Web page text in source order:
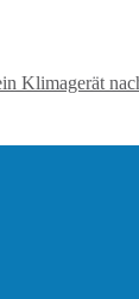
Klimagerät